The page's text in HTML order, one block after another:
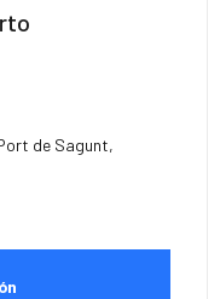
de Sagunt,